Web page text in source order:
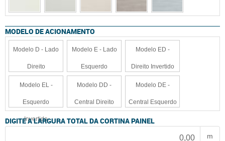
MODELO DE ACIONAMENTO
Modelo D - Lado
Direito
Modelo E - Lado
Esquerdo
Modelo ED -
Direito Invertido
Modelo EL -
Esquerdo
Invertido
Modelo DD -
Central Direito
Modelo DE -
Central Esquerdo
DIGITE A LARGURA TOTAL DA CORTINA PAINEL
m